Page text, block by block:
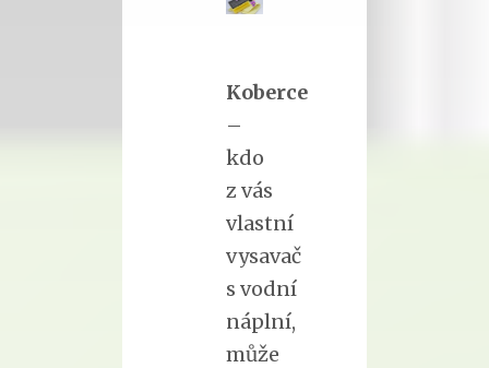
Koberce
–
kdo
z vás
vlastní
vysavač
s vodní
náplní,
může